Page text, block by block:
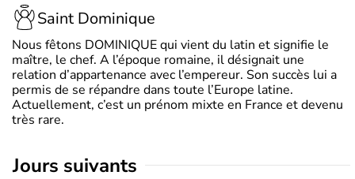
Saint Dominique
Nous fêtons DOMINIQUE qui vient du latin et signifie le
maître, le chef. A l’époque romaine, il désignait une
relation d’appartenance avec l’empereur. Son succès lui a
permis de se répandre dans toute l’Europe latine.
Actuellement, c’est un prénom mixte en France et devenu
très rare.
jours suivants